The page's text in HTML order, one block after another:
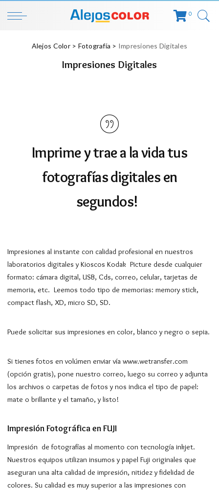
0
Alejos Color> Fotografía > Impresiones Digitales
Impresiones Digitales
Imprime y trae a la vida tus
fotografías digitales en
segundos!
Impresiones al instante con calidad profesional en nuestros
laboratorios digitales y Kioscos Kodak Picture desde cualquier
formato: cámara digital, USB, Cds, correo, celular, tarjetas de
memoria, etc. Leemos todo tipo de memorias: memory stick,
compact flash, XD, micro SD, SD.
Puede solicitar sus impresiones en color, blanco y negro o sepia.
Si tienes fotos en volúmen enviar vía www.wetransfer.com
(opción gratis), pone nuestro correo, luego su correo y adjunta
los archivos o carpetas de fotos y nos indica el tipo de papel:
mate o brillante y el tamaño, y listo!
Impresión Fotográfica en FUJI
Impresión de fotografías al momento con tecnología inkjet.
Nuestros equipos utilizan insumos y papel Fuji originales que
aseguran una alta calidad de impresión, nitidez y fidelidad de
colores. Su calidad es muy superior a las impresiones con